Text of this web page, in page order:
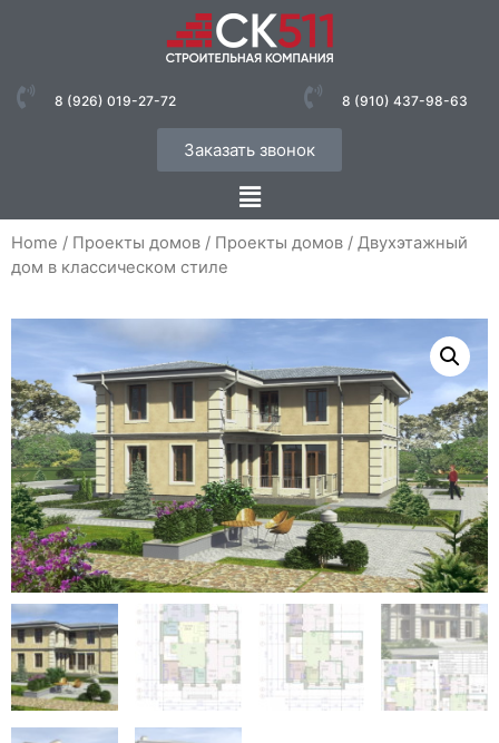
8 (926) 019-27-72 8 (910) 437-98-63
Заказать звонок
Home / Проекты домов / Проекты домов / Двухэтажный
дом в классическом стиле